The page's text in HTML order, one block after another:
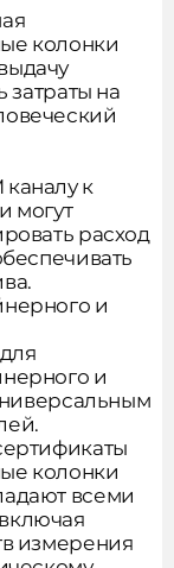
колонки
затраты на
к
могут
расход
и
и
колонки
всеми
измерения